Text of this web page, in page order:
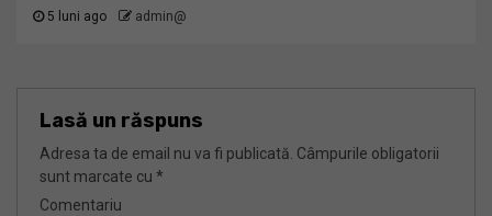
5 luni ago admin@
Lasă un răspuns
Adresa ta de email nu va fi publicată. Câmpurile obligatorii
sunt marcate cu *
Comentariu